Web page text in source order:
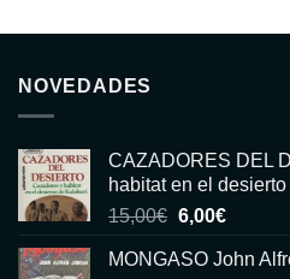
NOVEDADES
CAZADORES DEL
habitat en el
15,00€ El
original
6,00€El
actual
MONGASO John